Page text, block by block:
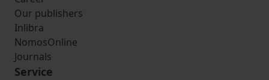
Our publishers
Inlibra
NomosOnline
Journals
Service